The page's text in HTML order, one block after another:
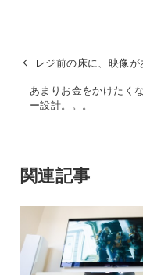
レジ前の床に、映像が
あまりお金をかけたく
ー設計。。。
関連記事